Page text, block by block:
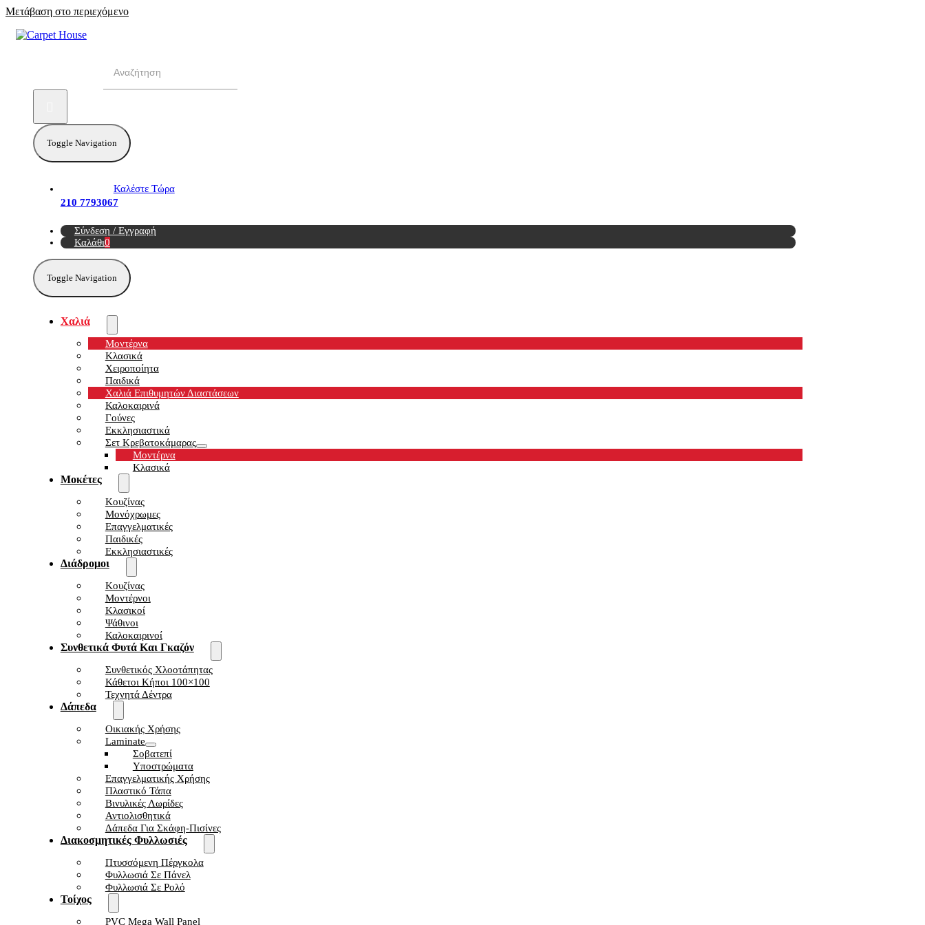
Μετάβαση στο περιεχόμενο
Toggle Navigation
Καλέστε Τώρα
210 7793067
Σύνδεση / Εγγραφή
Καλάθι0
Toggle Navigation
Χαλιά
Μοντέρνα
Κλασικά
Χειροποίητα
Παιδικά
Χαλιά Επιθυμητών Διαστάσεων
Καλοκαιρινά
Γούνες
Εκκλησιαστικά
Σετ Κρεβατοκάμαρας
Μοντέρνα
Κλασικά
Μοκέτες
Κουζίνας
Μονόχρωμες
Επαγγελματικές
Παιδικές
Εκκλησιαστικές
Διάδρομοι
Κουζίνας
Μοντέρνοι
Κλασικοί
Ψάθινοι
Καλοκαιρινοί
Συνθετικά Φυτά Και Γκαζόν
Συνθετικός Χλοοτάπητας
Κάθετοι Κήποι 100×100
Τεχνητά Δέντρα
Δάπεδα
Οικιακής Χρήσης
Laminate
Σοβατεπί
Υποστρώματα
Επαγγελματικής Χρήσης
Πλαστικό Τάπα
Βινυλικές Λωρίδες
Αντιολισθητικά
Δάπεδα Για Σκάφη-Πισίνες
Διακοσμητικές Φυλλωσιές
Πτυσσόμενη Πέργκολα
Φυλλωσιά Σε Πάνελ
Φυλλωσιά Σε Ρολό
Τοίχος
PVC Mega Wall Panel